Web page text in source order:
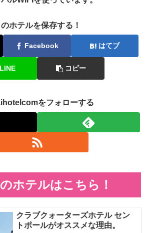
のホテルを保存する！
Facebook はてブ
LINE コピー
をフォローする
ホテルはこちら！
クラブクォーターズホテル セン
トポールがオススメな理由。